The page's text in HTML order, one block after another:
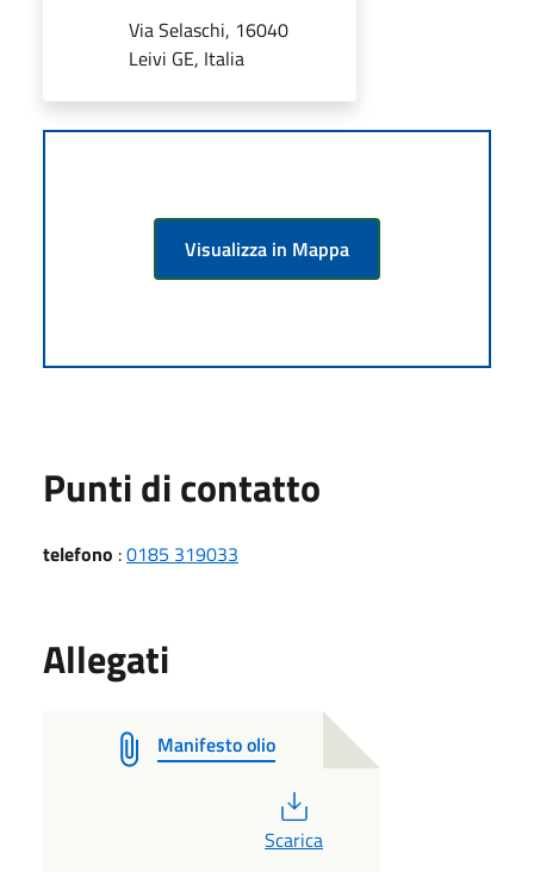
Via Selaschi, 16040
Leivi GE, Italia
Visualizza in Mappa
Punti di contatto
telefono :0185 319033
Allegati
Manifesto olio
Scarica